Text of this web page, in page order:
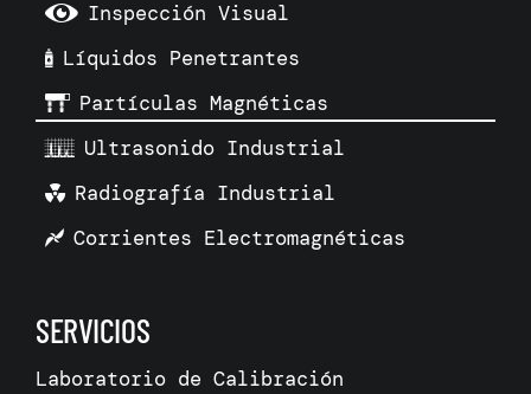
Inspección Visual
Líquidos Penetrantes
Partículas Magnéticas
Ultrasonido Industrial
Radiografía Industrial
Corrientes Electromagnéticas
SERVICIOS
Laboratorio de Calibración